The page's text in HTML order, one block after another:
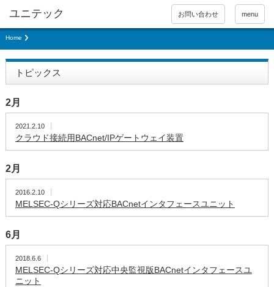
お問い合わせ menu
Home
トピックス
2月
2021.2.10
クラウド接続用BACnet/IPゲートウェイ装置
2月
2016.2.10
MELSEC-Qシリーズ対応BACnetインタフェースユニット
6月
2018.6.6
MELSEC-Qシリーズ対応中央監視版BACnetインタフェースユ
ニット